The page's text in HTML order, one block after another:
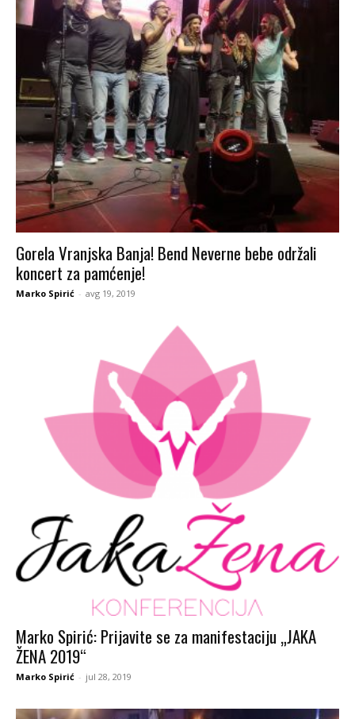
Gorela Vranjska Banja! Bend Neverne bebe održali
koncert za pamćenje!
Marko Spirić - avg 19, 2019
Marko Spirić: Prijavite se za manifestaciju „JAKA
ŽENA 2019“
Marko Spirić - jul 28, 2019